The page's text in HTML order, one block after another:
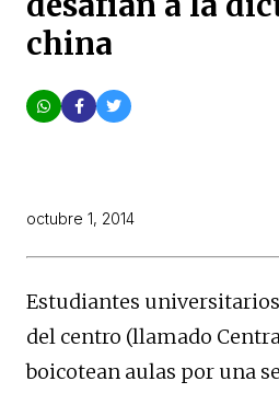
china
octubre 1, 2014
Estudiantes
del centro (llamado
boicotean aulas por una